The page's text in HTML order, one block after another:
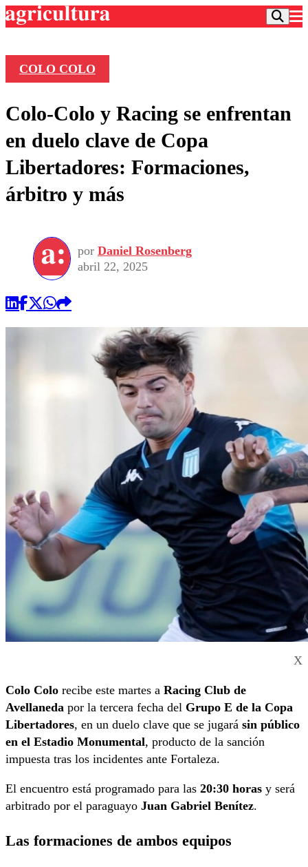
Frecuencias
Agricultura TV
Deportes
Colo Colo
Motor
Torneo Internacional
Torneo Nacional
Entretención
Noticias
Internacional
Nacional
Vida Social
Programas
Comercial
COLO COLO
Colo-Colo y Racing se enfrentan
en duelo clave de Copa
Libertadores: Formaciones,
árbitro y más
por Daniel Rosenberg
abril 22, 2025
X
Colo Colo recibe este martes a Racing Club de
Avellaneda por la tercera fecha del Grupo E de la Copa
Libertadores, en un duelo clave que se jugará sin público
en el Estadio Monumental, producto de la sanción
impuesta tras los incidentes ante Fortaleza.
El encuentro está programado para las 20:30 horas y será
arbitrado por el paraguayo Juan Gabriel Benítez.
Las formaciones de ambos equipos